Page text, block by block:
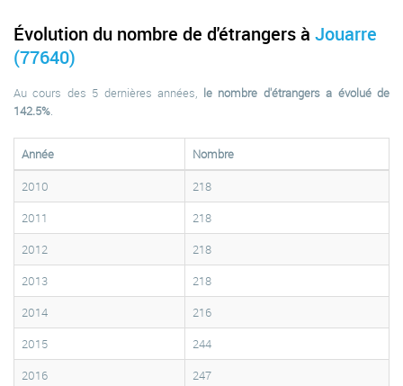
Évolution du nombre de d'étrangers à Jouarre
(77640)
Au cours des 5 dernières années, le nombre d'étrangers a évolué de
142.5%.
Année
Nombre
2010
218
2011
218
2012
218
2013
218
2014
216
2015
244
2016
247